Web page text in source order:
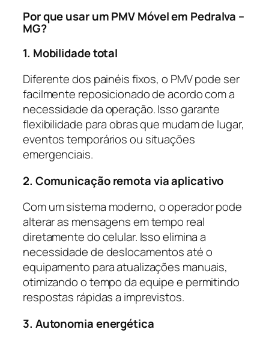
Por que usar um PMV Móvel em Pedralva –
MG?
1. Mobilidade total
Diferente dos painéis fixos, o PMV pode ser
facilmente reposicionado de acordo com a
necessidade da operação. Isso garante
flexibilidade para obras que mudam de lugar,
eventos temporários ou situações
emergenciais.
2. Comunicação remota via aplicativo
Com um sistema moderno, o operador pode
alterar as mensagens em tempo real
diretamente do celular. Isso elimina a
necessidade de deslocamentos até o
equipamento para atualizações manuais,
otimizando o tempo da equipe e permitindo
respostas rápidas a imprevistos.
3. Autonomia energética